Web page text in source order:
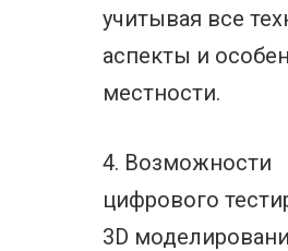
учитывая все
аспекты и
местности.
4. Возможности
цифрового
3D